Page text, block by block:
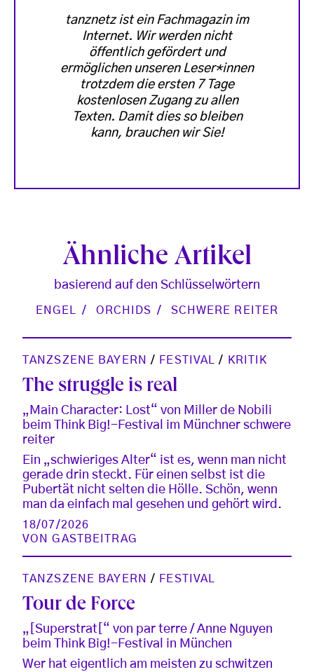
tanznetz ist ein Fachmagazin im
Internet. Wir werden nicht
öffentlich gefördert und
ermöglichen unseren Leser*innen
trotzdem die ersten 7 Tage
kostenlosen Zugang zu allen
Texten. Damit dies so bleiben
kann, brauchen wir Sie!
Ähnliche Artikel
basierend auf den Schlüsselwörtern
ENGEL ORCHIDS SCHWERE REITER
TANZSZENE BAYERN / FESTIVAL / KRITIK
The struggle is real
„Main Character: Lost“ von Miller de Nobili
beim Think Big!-Festival im Münchner schwere
reiter
Ein „schwieriges Alter“ ist es, wenn man nicht
gerade drin steckt. Für einen selbst ist die
Pubertät nicht selten die Hölle. Schön, wenn
man da einfach mal gesehen und gehört wird.
18/07/2026
VONGASTBEITRAG
TANZSZENE BAYERN / FESTIVAL
Tour de Force
„[Superstrat[“ von par terre / Anne Nguyen
beim Think Big!-Festival in München
Wer hat eigentlich am meisten zu schwitzen